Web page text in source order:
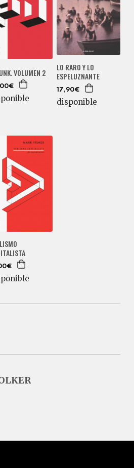
VOLUMEN 2
LO RARO Y LO
ESPELUZNANTE
17,90€
disponible